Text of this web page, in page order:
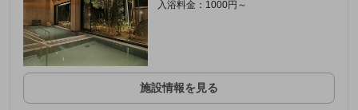
入浴料金：1000円～
施設情報を見る